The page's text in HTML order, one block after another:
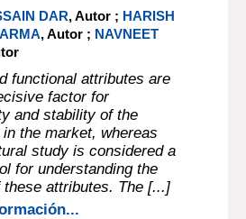
DAR, Autor ; HARISH
, Autor ; NAVNEET
functional attributes are
factor for
and stability of the
the market, whereas
study is considered a
for understanding the
these attributes. The [...]